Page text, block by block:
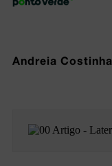
Andreia